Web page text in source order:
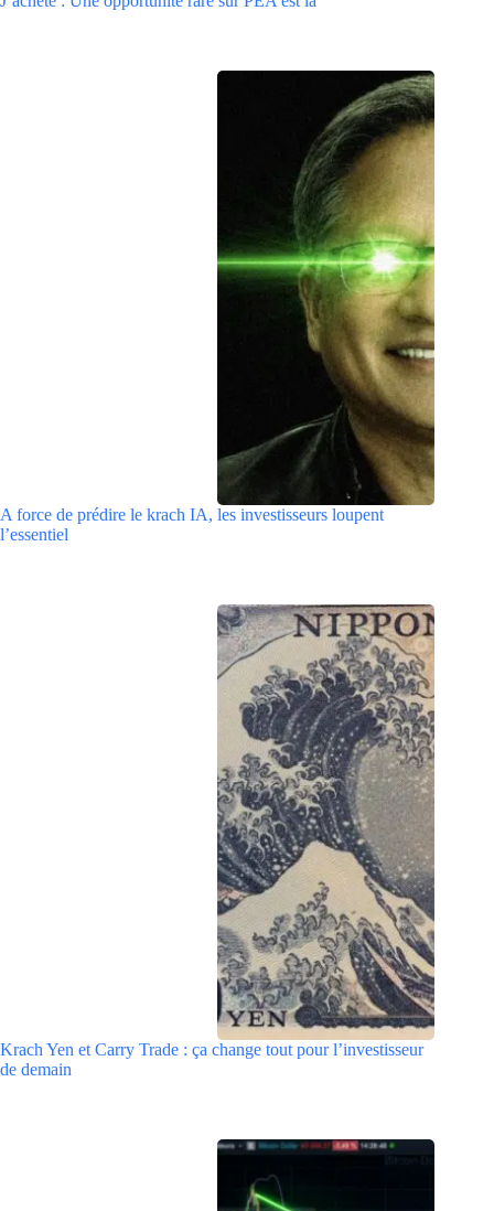
A force de prédire le krach IA, les investisseurs loupent
l’essentiel
Krach Yen et Carry Trade : ça change tout pour l’investisseur
de demain